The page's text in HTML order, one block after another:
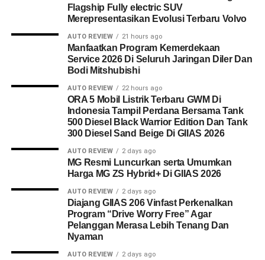
Flagship Fully electric SUV
Merepresentasikan Evolusi Terbaru Volvo
AUTO REVIEW 21 hours ago
Manfaatkan Program Kemerdekaan
Service 2026 Di Seluruh Jaringan Diler Dan
Bodi Mitshubishi
AUTO REVIEW 22 hours ago
ORA 5 Mobil Listrik Terbaru GWM Di
Indonesia Tampil Perdana Bersama Tank
500 Diesel Black Warrior Edition Dan Tank
300 Diesel Sand Beige Di GIIAS 2026
AUTO REVIEW 2 days ago
MG Resmi Luncurkan serta Umumkan
Harga MG ZS Hybrid+ Di GIIAS 2026
AUTO REVIEW 2 days ago
Diajang GIIAS 206 Vinfast Perkenalkan
Program “Drive Worry Free” Agar
Pelanggan Merasa Lebih Tenang Dan
Nyaman
AUTO REVIEW 2 days ago